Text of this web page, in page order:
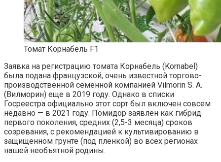
Томат Корнабель F1
Заявка на регистрацию томата Корнабель (Kornabel)
была подана французской, очень известной торгово-
производственной семенной компанией Vilmorin S. A.
(Вилморин) еще в 2019 году. Однако в списки
Госреестра официально этот сорт был включен совсем
недавно — в 2021 году. Помидор заявлен как гибрид
первого поколения, средних (2,5-3 месяца) сроков
созревания, с рекомендацией к культивированию в
защищенном грунте (под пленкой) во всех регионах
нашей необъятной родины.